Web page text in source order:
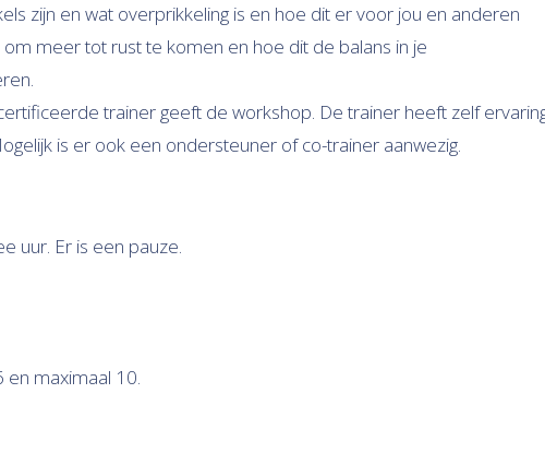
zijn en wat overprikkeling is en hoe dit er voor jou en anderen
om meer tot rust te komen en hoe dit de balans in je
trainer geeft de workshop. De trainer heeft zelf
is er ook een ondersteuner of co-trainer aanwezig.
uur. Er is een pauze.
en maximaal 10.